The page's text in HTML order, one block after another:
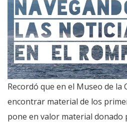
Recordó que en el Museo de la
encontrar material de los
pone en valor material